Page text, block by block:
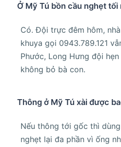
Ở Mỹ Tú bồn cầu nghẹt tối
Có. Đội trực đêm hôm,
khuya gọi 0943.789.121
Phước, Long Hưng đội
không bỏ bà con.
Thông ở Mỹ Tú xài được
Nếu thông tới gốc thì
nghẹt lại đa phần vì ống